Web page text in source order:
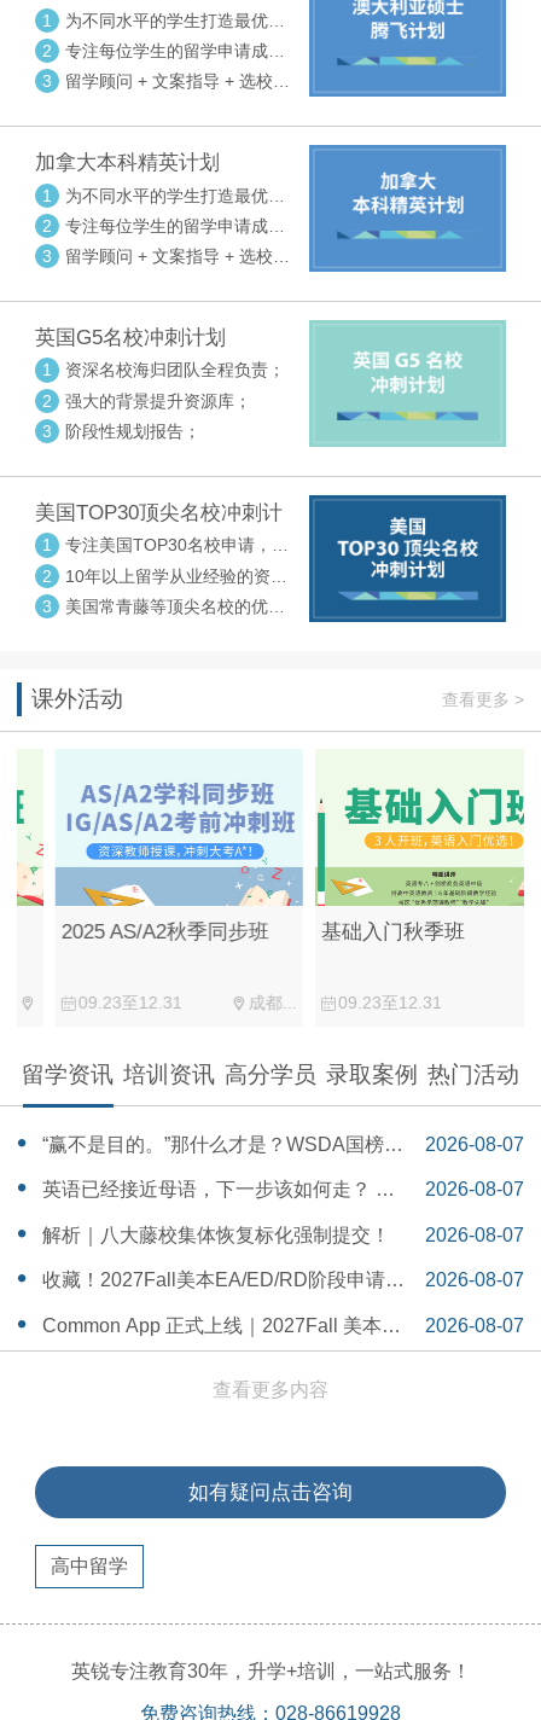
1
为不同水平的学生打造最优选
校方案
2
专注每位学生的留学申请成功
率
3
留学顾问 + 文案指导 + 选校申
加拿大本科精英计划
1
为不同水平的学生打造最优选
校方案
2
专注每位学生的留学申请成功
率
3
留学顾问 + 文案指导 + 选校申
英国G5名校冲刺计划
1
资深名校海归团队全程负责；
2
强大的背景提升资源库；
3
阶段性规划报告；
美国TOP30顶尖名校冲刺计
划
1
专注美国TOP30名校申请，高
度个性化指导
2
10年以上留学从业经验的资深
中方顾问
3
美国常青藤等顶尖名校的优秀
课外活动 查看更多 >
2025 AS/A2秋季同步班
09.23至12.31 成都...
基础入门秋季班
09.23至12.31
留学资讯 培训资讯 高分学员 录取案例 热门活动
“赢不是目的。”那什么才是？WSDA国榜第
一Serena给出她的回答
2026-08-07
14:55:58
英语已经接近母语，下一步该如何走？ 一
个WSDA冠军少年的成长答案
2026-08-07
14:42:48
解析｜八大藤校集体恢复标化强制提交！
2026-08-07
14:26:40
收藏！2027Fall美本EA/ED/RD阶段申请截
止日期汇总！
2026-08-07
14:20:11
Common App 正式上线｜2027Fall 美本申
2026-08-07
查看更多内容
如有疑问点击咨询
高中留学
英锐专注教育30年，升学+培训，一站式服务！
免费咨询热线：028-86619928